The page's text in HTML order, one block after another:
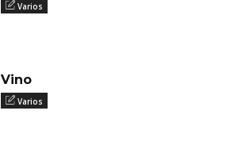
Varios
Vino
Varios